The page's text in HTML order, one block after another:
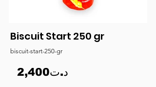
Biscuit Start 250 gr
biscuit-start-250-gr
2,400د.ت